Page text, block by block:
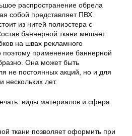
распространение обрела
собой представляет ПВХ
из нитей полиэстера с
баннерной ткани мешает
на швах рекламного
поэтому применение баннерной
Она может быть
не постоянных акций, но и для
нескольких лет.
ткани позволяет оформить при